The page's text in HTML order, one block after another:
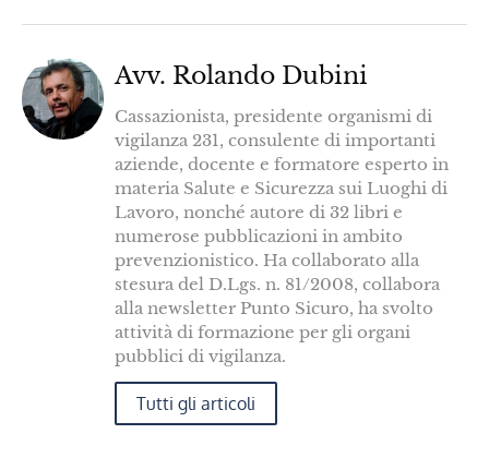
Avv. Rolando Dubini
Cassazionista, presidente organismi di
vigilanza 231, consulente di importanti
aziende, docente e formatore esperto in
materia Salute e Sicurezza sui Luoghi di
Lavoro, nonché autore di 32 libri e
numerose pubblicazioni in ambito
prevenzionistico. Ha collaborato alla
stesura del D.Lgs. n. 81/2008, collabora
alla newsletter Punto Sicuro, ha svolto
attività di formazione per gli organi
pubblici di vigilanza.
Tutti gli articoli